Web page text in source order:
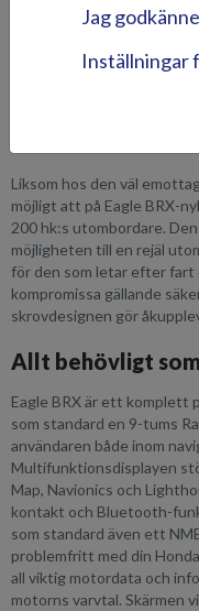
ytterligare två
tillgängliga som tillbehör.
Främre durken är
Mittgången i fören kan
Liksom hos den väl
möjligt att på Eagle BRX-
200 hk:s utombordare.
möjligheten till en rejäl
för den som letar efter fart
kompromissa gällande
skrovdesignen gör
Allt behövligt
Eagle BRX är ett komplett
som standard en 9-tums
användaren både inom
Multifunktionsdisplayen
Map, Navionics och
kontakt och Bluetooth-
som standard även ett
problemfritt med din
all viktig motordata och
motorns varvtal. Skärmen
Jag
Inställningar